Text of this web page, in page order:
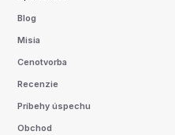
Blog
Misia
Cenotvorba
Recenzie
Príbehy úspechu
Obchod